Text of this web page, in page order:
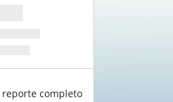
completo